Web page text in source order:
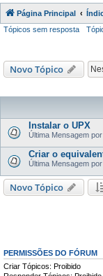
Página Principal
Tópicos sem resposta
Novo Tópico
Instalar o UPX
Última Mensagem por
Criar o
Última Mensagem por
Novo Tópico
PERMISSÕES DO FÓRUM
Criar Tópicos: Proibido